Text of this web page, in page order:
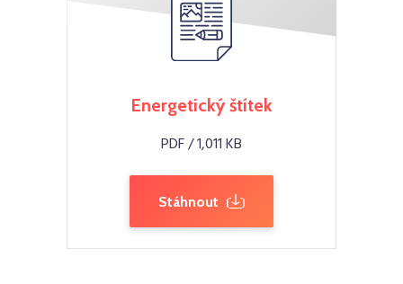
Energetický štítek
PDF / 1,011 KB
Stáhnout